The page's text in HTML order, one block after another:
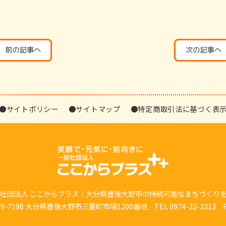
●サイトポリシー ●サイトマップ ●特定商取引法に基づく表示
団法人 ここからプラス｜大分県豊後大野市の持続可能なまちづくり
7198 大分県豊後大野市三重町市場1200番地 TEL 0974-22-2313